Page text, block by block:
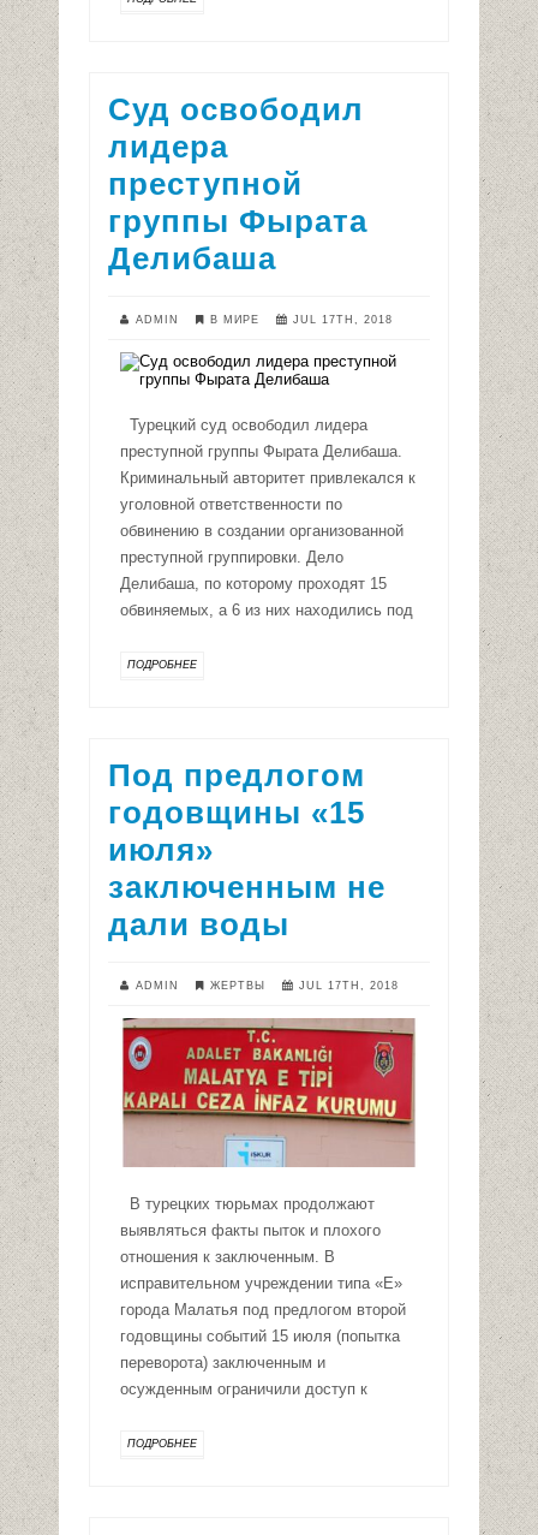
Суд освободил
лидера
преступной
группы Фырата
Делибаша
ADMIN В МИРЕ JUL 17TH, 2018
Турецкий суд освободил лидера
преступной группы Фырата Делибаша.
Криминальный авторитет привлекался к
уголовной ответственности по
обвинению в создании организованной
преступной группировки. Дело
Делибаша, по которому проходят 15
обвиняемых, а 6 из них находились под
ПОДРОБНЕЕ
Под предлогом
годовщины «15
июля»
заключенным не
дали воды
ADMIN ЖЕРТВЫ JUL 17TH, 2018
В турецких тюрьмах продолжают
выявляться факты пыток и плохого
отношения к заключенным. В
исправительном учреждении типа «Е»
города Малатья под предлогом второй
годовщины событий 15 июля (попытка
переворота) заключенным и
осужденным ограничили доступ к
ПОДРОБНЕЕ